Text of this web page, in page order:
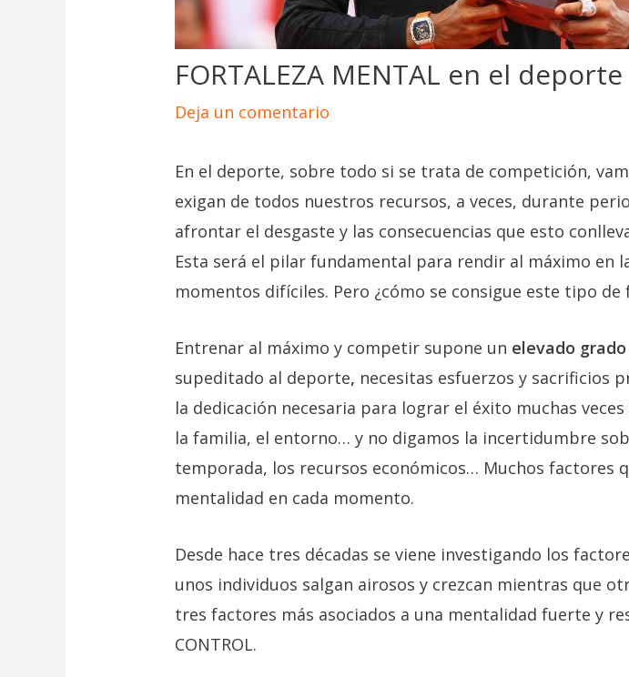
FORTALEZA MENTAL en el deporte
Deja un comentario
En el deporte, sobre todo si se trata de competición,
exigan de todos nuestros recursos, a veces, durante
afrontar el desgaste y las consecuencias que esto
Esta será el pilar fundamental para rendir al máximo en
momentos difíciles. Pero ¿cómo se consigue este tipo
Entrenar al máximo y competir supone un elevado
supeditado al deporte, necesitas esfuerzos y sacrificios
la dedicación necesaria para lograr el éxito muchas
la familia, el entorno… y no digamos la incertidumbre
temporada, los recursos económicos… Muchos factores
mentalidad en cada momento.
Desde hace tres décadas se viene investigando los
unos individuos salgan airosos y crezcan mientras que
tres factores más asociados a una mentalidad fuerte y
CONTROL.